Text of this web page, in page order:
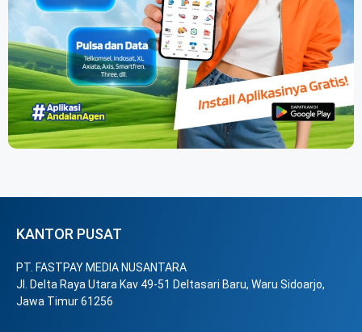
KANTOR PUSAT
PT. FASTPAY MEDIA NUSANTARA
Jl. Delta Raya Utara Kav 49-51 Deltasari Baru, Waru Sidoarjo,
Jawa Timur 61256